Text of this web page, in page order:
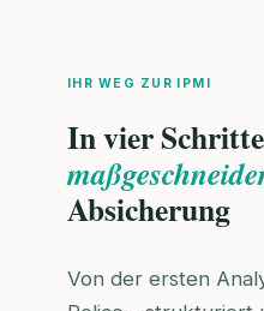
IHR WEG ZUR IPMI
In vier
Absicherung
Von der ersten